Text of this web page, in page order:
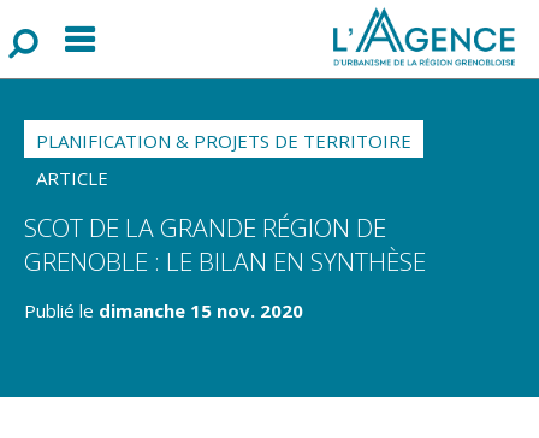
Menu
PLANIFICATION & PROJETS DE TERRITOIRE
ARTICLE
SCOT DE LA GRANDE RÉGION DE
GRENOBLE : LE BILAN EN SYNTHÈSE
Publié le dimanche 15 nov. 2020